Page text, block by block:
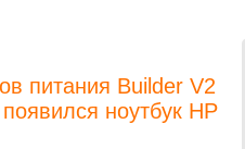
питания Builder V2
ноутбук HP